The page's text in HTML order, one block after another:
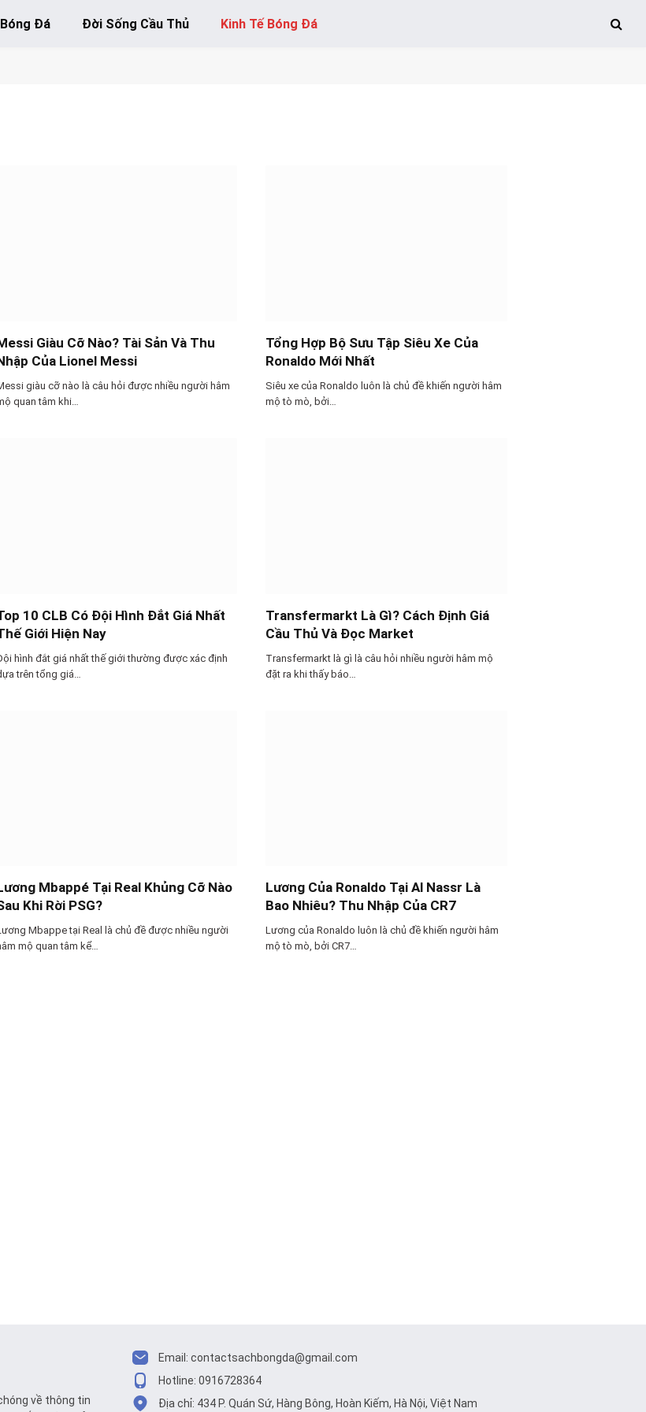
Đá Đời Sống Cầu Thủ Kinh Tế Bóng Đá
Giàu Cỡ Nào? Tài Sản Và Thu
Của Lionel Messi
giàu cỡ nào là câu hỏi được nhiều người hâm
quan tâm khi…
Tổng Hợp Bộ Sưu Tập Siêu Xe Của
Ronaldo Mới Nhất
Siêu xe của Ronaldo luôn là chủ đề khiến người hâm
mộ tò mò, bởi…
10 CLB Có Đội Hình Đắt Giá Nhất
Giới Hiện Nay
hình đắt giá nhất thế giới thường được xác định
trên tổng giá…
Transfermarkt Là Gì? Cách Định Giá
Cầu Thủ Và Đọc Market
Transfermarkt là gì là câu hỏi nhiều người hâm mộ
đặt ra khi thấy báo…
Mbappé Tại Real Khủng Cỡ Nào
Khi Rời PSG?
Mbappe tại Real là chủ đề được nhiều người
mộ quan tâm kể…
Lương Của Ronaldo Tại Al Nassr Là
Bao Nhiêu? Thu Nhập Của CR7
Lương của Ronaldo luôn là chủ đề khiến người hâm
mộ tò mò, bởi CR7…
về thông tin
Email: contactsachbongda@gmail.com
Hotline: 0916728364
Địa chỉ: 434 P. Quán Sứ, Hàng Bông, Hoàn Kiếm, Hà Nội, Việt Nam